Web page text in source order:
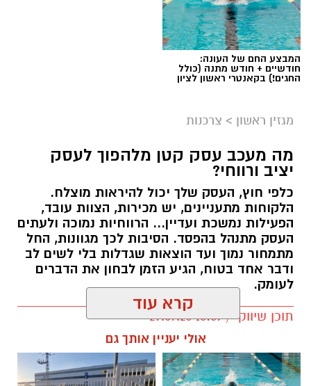
קרדיט תמונה בוסט מדיה
מהו שמאי מקרקעין ומה תפקידו?
שמאי מקרקעין הוא בעל מקצוע המחזיק ברישיון
מטעם מועצת שמאי המקרקעין שבמשרד
המשפטים, לאחר שעמד בהצלחה במסלול הכשרה
תובעני הכולל לימודים, בחינות מקצועיות מחמירות
והתמחות מעשית. תפקידו של השמאי הוא לקבוע
את שוויו של נכס באופן אובייקטיבי ובלתי תלוי, תוך
המבצע החם של העונה:
חודשיים + חודש מתנה (כולל
החגים!) בקאנטרי ראשון לציון
מגזין ראשון > צרכנות
מה מעכב עסק קטן מלהפוך לעסק
יציב ורווחי?
כלפי חוץ, העסק שלך יכול להיראות מוצלח.
הלקוחות מתעניינים, יש מכירות, הצוות עובד,
הפעילות נמשכת ועדיין... הרווחיות נמוכה ולעתים
העסק מתנהל בהפסד. הסיבות לכך מגוונות, החל
מתמחור נמוך ועד הוצאות שגדלות בלי לשים לב
ודבר אחד בטוח, הגיע הזמן לבחון את הדברים
לעומק.
תוכן שיווקי / 10:57 27.07.26
קרא עוד
אולי יעניין אותך גם